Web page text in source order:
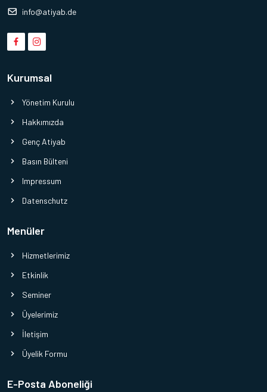
info@atiyab.de
Kurumsal
Yönetim Kurulu
Hakkımızda
Genç Atiyab
Basın Bülteni
Impressum
Datenschutz
Menüler
Hizmetlerimiz
Etkinlik
Seminer
Üyelerimiz
İletişim
Üyelik Formu
E-Posta Aboneliği